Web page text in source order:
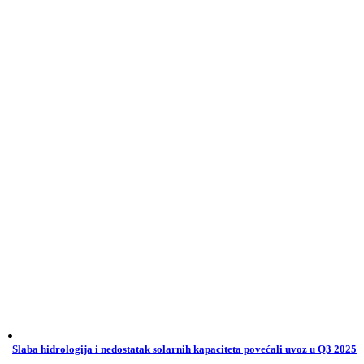
Slaba hidrologija i nedostatak solarnih kapaciteta povećali uvoz u Q3 2025